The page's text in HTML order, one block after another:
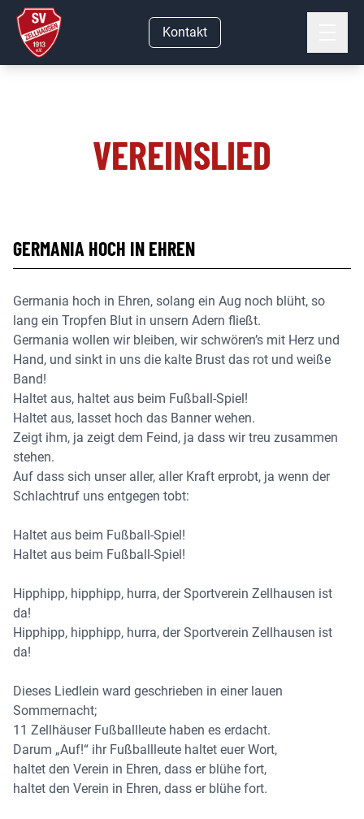
Kontakt
VEREINSLIED
GERMANIA HOCH IN EHREN
Germania hoch in Ehren, solang ein Aug noch blüht, so
lang ein Tropfen Blut in unsern Adern fließt.
Germania wollen wir bleiben, wir schwören’s mit Herz und
Hand, und sinkt in uns die kalte Brust das rot und weiße
Band!
Haltet aus, haltet aus beim Fußball-Spiel!
Haltet aus, lasset hoch das Banner wehen.
Zeigt ihm, ja zeigt dem Feind, ja dass wir treu zusammen
stehen.
Auf dass sich unser aller, aller Kraft erprobt, ja wenn der
Schlachtruf uns entgegen tobt:
Haltet aus beim Fußball-Spiel!
Haltet aus beim Fußball-Spiel!
Hipphipp, hipphipp, hurra, der Sportverein Zellhausen ist
da!
Hipphipp, hipphipp, hurra, der Sportverein Zellhausen ist
da!
Dieses Liedlein ward geschrieben in einer lauen
Sommernacht;
11 Zellhäuser Fußballleute haben es erdacht.
Darum „Auf!“ ihr Fußballleute haltet euer Wort,
haltet den Verein in Ehren, dass er blühe fort,
haltet den Verein in Ehren, dass er blühe fort.